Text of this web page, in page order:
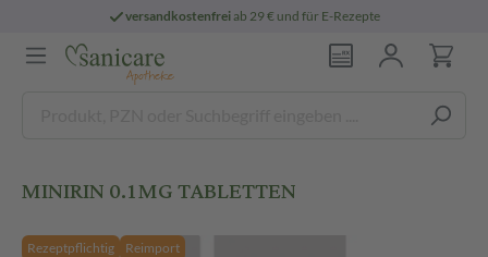
versandkostenfreiab 29 € und für E-Rezepte
MINIRIN 0.1MG TABLETTEN
Rezeptpflichtig Reimport